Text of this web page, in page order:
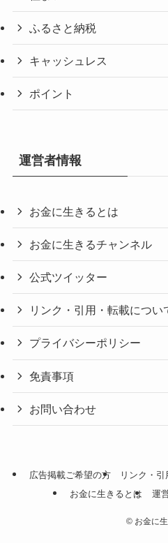
ふるさと納税
キャッシュレス
ポイント
運営者情報
お金に生きるとは
お金に生きるチャンネル
公式ツイッター
リンク・引用・転載につい
プライバシーポリシー
免責事項
お問い合わせ
広告掲載ご希望の方 リンク・
お金に生きるとは
運
©お金に